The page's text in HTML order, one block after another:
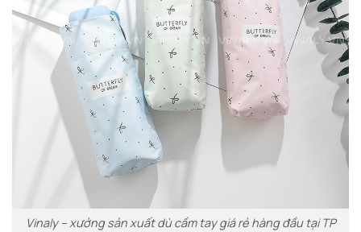
Vinaly – xưởng sản xuất dù cầm tay giá rẻ hàng đầu tại TP